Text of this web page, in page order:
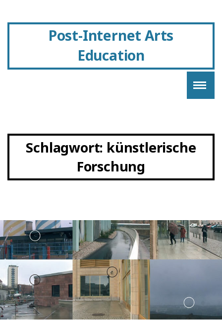
Post-Internet Arts
Education
Schlagwort: künstlerische
Forschung